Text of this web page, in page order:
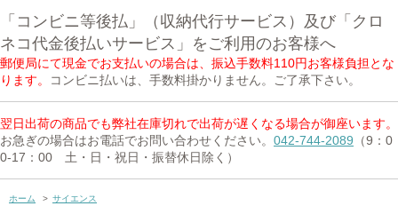
「コンビニ等後払」（収納代行サービス）及び「クロ
ネコ代金後払いサービス」をご利用のお客様へ
郵便局にて現金でお支払いの場合は、振込手数料110円お客様負担とな
ります。
コンビニ払いは、手数料掛かりません。ご了承下さい。
翌日出荷の商品でも弊社在庫切れで出荷が遅くなる場合が御座います。
お急ぎの場合はお電話でお問い合わせください。 042-744-2089 （9：0
0-17：00 土・日・祝日・振替休日除く）
ホーム > サイエンス